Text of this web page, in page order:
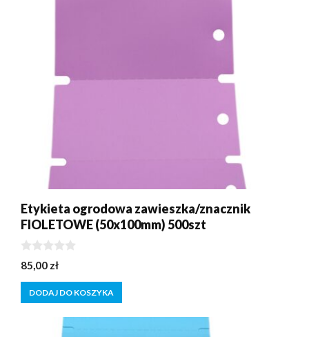
Etykieta ogrodowa zawieszka/znacznik
FIOLETOWE (50x100mm) 500szt
0
z
5
85,00 zł
DODAJ DO KOSZYKA